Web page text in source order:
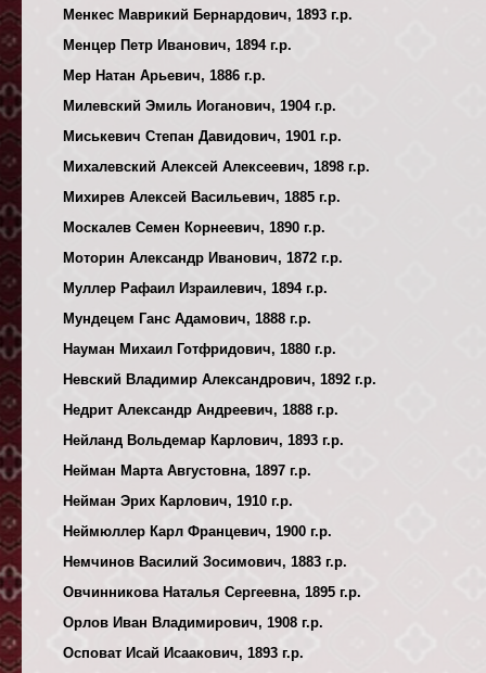
Менкес Маврикий Бернардович, 1893 г.р.
Менцер Петр Иванович, 1894 г.р.
Мер Натан Арьевич, 1886 г.р.
Милевский Эмиль Иоганович, 1904 г.р.
Миськевич Степан Давидович, 1901 г.р.
Михалевский Алексей Алексеевич, 1898 г.р.
Михирев Алексей Васильевич, 1885 г.р.
Москалев Семен Корнеевич, 1890 г.р.
Моторин Александр Иванович, 1872 г.р.
Муллер Рафаил Израилевич, 1894 г.р.
Мундецем Ганс Адамович, 1888 г.р.
Науман Михаил Готфридович, 1880 г.р.
Невский Владимир Александрович, 1892 г.р.
Недрит Александр Андреевич, 1888 г.р.
Нейланд Вольдемар Карлович, 1893 г.р.
Нейман Марта Августовна, 1897 г.р.
Нейман Эрих Карлович, 1910 г.р.
Неймюллер Карл Францевич, 1900 г.р.
Немчинов Василий Зосимович, 1883 г.р.
Овчинникова Наталья Сергеевна, 1895 г.р.
Орлов Иван Владимирович, 1908 г.р.
Осповат Исай Исаакович, 1893 г.р.